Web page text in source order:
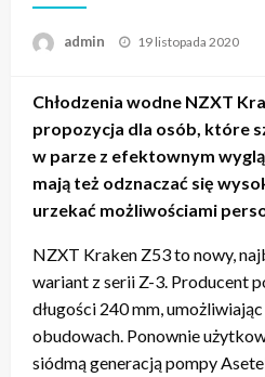
admin Napisano
19 listopada 2020
Chłodzenia wodne NZXT
propozycja dla osób, które
w parze z efektownym
mają też odznaczać się
urzekać możliwościami
NZXT Kraken Z53 to nowy,
wariant z serii Z-3. Producent
długości 240 mm,
obudowach. Ponownie
siódmą generacją pompy